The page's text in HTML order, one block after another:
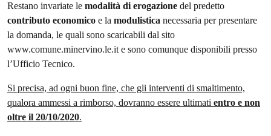
Restano invariate le modalità di erogazione del predetto
contributo economico e la modulistica necessaria per presentare
la domanda, le quali sono scaricabili dal sito
www.comune.minervino.le.it e sono comunque disponibili presso
l’Ufficio Tecnico.
Si precisa, ad ogni buon fine, che gli interventi di smaltimento,
qualora ammessi a rimborso, dovranno essere ultimati entro e non
oltre il 20/10/2020.